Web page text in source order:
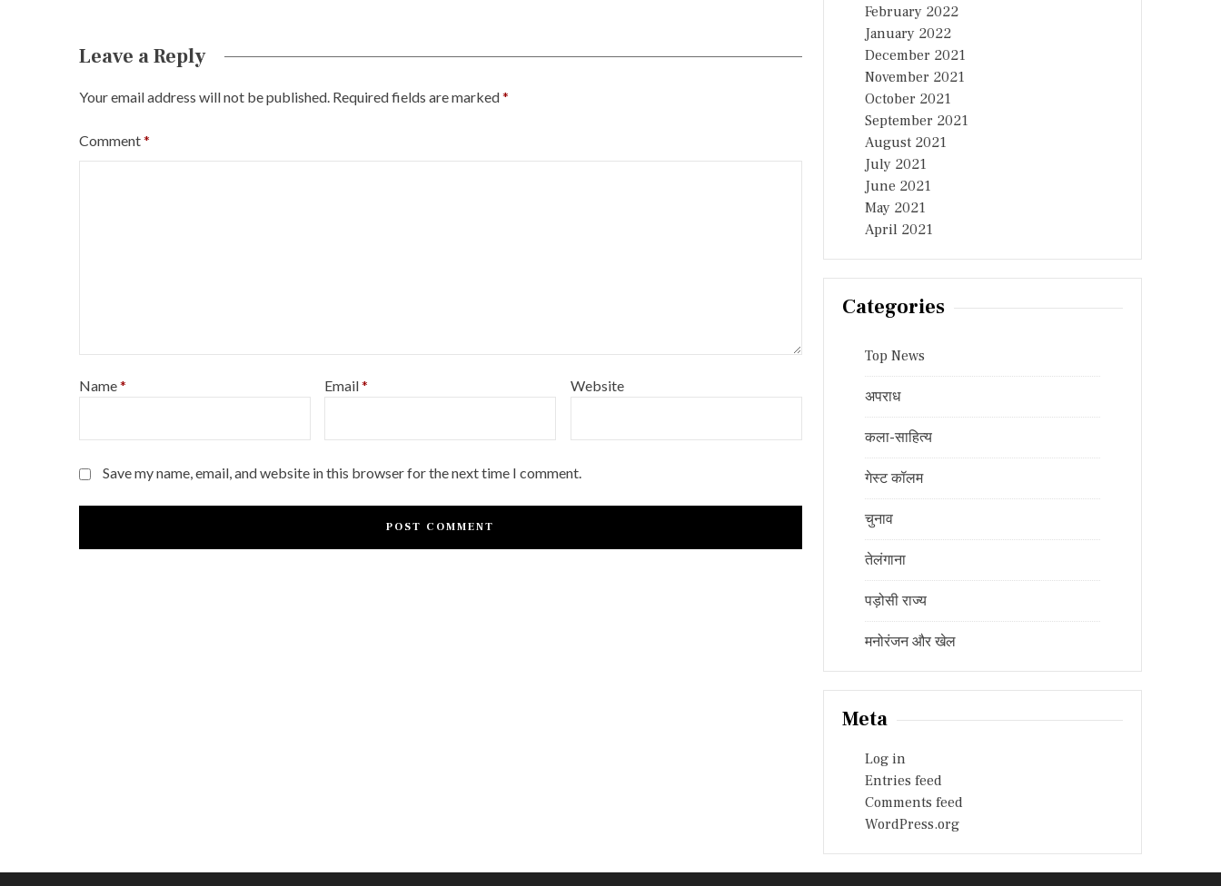
Leave a Reply
Your email address will not be published. Required fields are marked*
Comment*
Name* Email* Website
Save my name, email, and website in this browser for the next time I comment.
February 2022
January 2022
December 2021
November 2021
October 2021
September 2021
August 2021
July 2021
June 2021
May 2021
April 2021
Categories
Top News
अपराध
कला-साहित्य
गेस्ट कॉलम
चुनाव
तेलंगाना
पड़ोसी राज्य
मनोरंजन और खेल
Meta
Log in
Entries feed
Comments feed
WordPress.org